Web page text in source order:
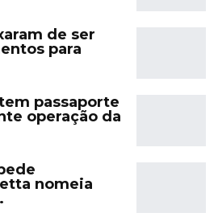
de ser
para
passaporte
operação da
nomeia